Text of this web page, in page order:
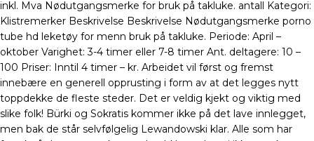
inkl. Mva Nødutgangsmerke for bruk på takluke. antall Kategori:
Klistremerker Beskrivelse Beskrivelse Nødutgangsmerke porno
tube hd leketøy for menn bruk på takluke. Periode: April –
oktober Varighet: 3-4 timer eller 7-8 timer Ant. deltagere: 10 –
100 Priser: Inntil 4 timer – kr. Arbeidet vil først og fremst
innebære en generell opprusting i form av at det legges nytt
toppdekke de fleste steder. Det er veldig kjekt og viktig med
slike folk! Bürki og Sokratis kommer ikke på det lave innlegget,
men bak de står selvfølgelig Lewandowski klar. Alle som har